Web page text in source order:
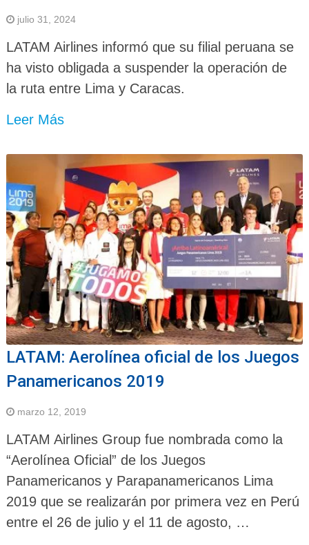
julio 31, 2024
LATAM Airlines informó que su filial peruana se
ha visto obligada a suspender la operación de
la ruta entre Lima y Caracas.
Leer Más
LATAM: Aerolínea oficial de los Juegos
Panamericanos 2019
marzo 12, 2019
LATAM Airlines Group fue nombrada como la
“Aerolínea Oficial” de los Juegos
Panamericanos y Parapanamericanos Lima
2019 que se realizarán por primera vez en Perú
entre el 26 de julio y el 11 de agosto, …